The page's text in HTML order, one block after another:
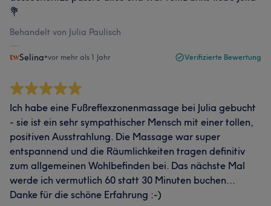
💐
Behandelt von Julia Paulisch
Selina•vor mehr als 1 Jahr Verifizierte Bewertung
Ich habe eine Fußreflexzonenmassage bei Julia gebucht
- sie ist ein sehr sympathischer Mensch mit einer tollen,
positiven Ausstrahlung. Die Massage war super
entspannend und die Räumlichkeiten tragen definitiv
zum allgemeinen Wohlbefinden bei. Das nächste Mal
werde ich vermutlich 60 statt 30 Minuten buchen...
Danke für die schöne Erfahrung :-)